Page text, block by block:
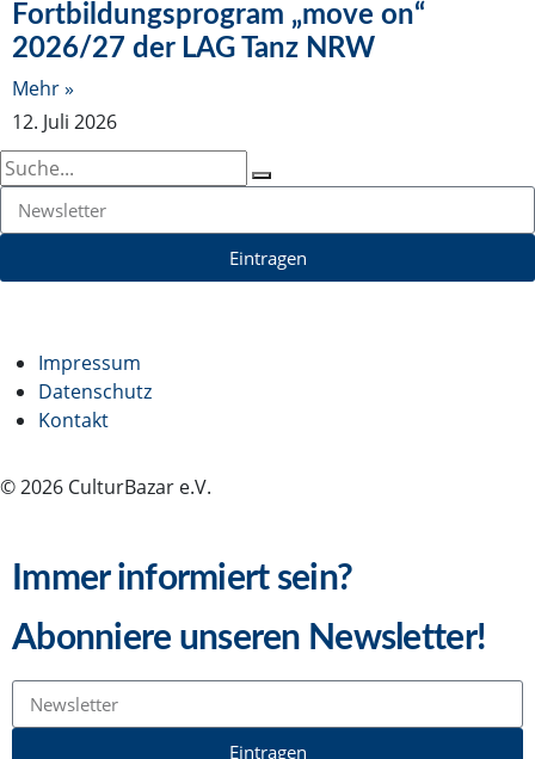
Fortbildungsprogram „move on“
2026/27 der LAG Tanz NRW
Mehr »
12. Juli 2026
Eintragen
Impressum
Datenschutz
Kontakt
© 2026 CulturBazar e.V.
Immer informiert sein?
Abonniere unseren Newsletter!
Eintragen